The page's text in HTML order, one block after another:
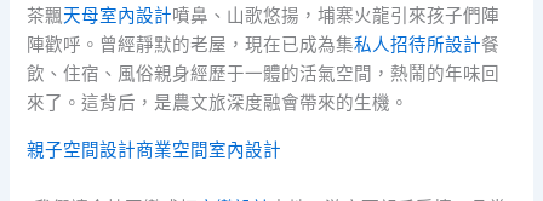
茶飄天母室內設計噴鼻、山歌悠揚，埔寨火龍引來孩子們陣
陣歡呼。曾經靜默的老屋，現在已成為集私人招待所設計餐
飲、住宿、風俗親身經歷于一體的活氣空間，熱鬧的年味回
來了。這背后，是農文旅深度融會帶來的生機。
親子空間設計商業空間室內設計